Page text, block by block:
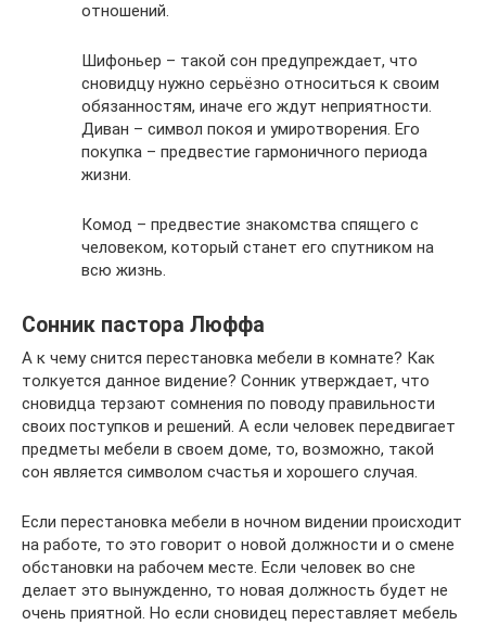
отношений.
Шифоньер – такой сон предупреждает, что
сновидцу нужно серьёзно относиться к своим
обязанностям, иначе его ждут неприятности.
Диван – символ покоя и умиротворения. Его
покупка – предвестие гармоничного периода
жизни.
Комод – предвестие знакомства спящего с
человеком, который станет его спутником на
всю жизнь.
Сонник пастора Люффа
А к чему снится перестановка мебели в комнате? Как
толкуется данное видение? Сонник утверждает, что
сновидца терзают сомнения по поводу правильности
своих поступков и решений. А если человек передвигает
предметы мебели в своем доме, то, возможно, такой
сон является символом счастья и хорошего случая.
Если перестановка мебели в ночном видении происходит
на работе, то это говорит о новой должности и о смене
обстановки на рабочем месте. Если человек во сне
делает это вынужденно, то новая должность будет не
очень приятной. Но если сновидец переставляет мебель